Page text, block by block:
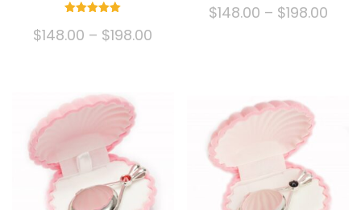
5.00
fuori da 5
$148.00 – $198.00
Attraverso
ha
varianti.
Le
opzioni
$148.00 – $198.00
più
varianti.
opzioni
possono